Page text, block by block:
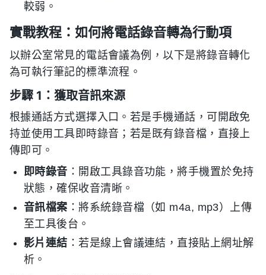
較弱。
實戰教程：如何將電話錄音轉為行動項
以辦公室常見的電話會議為例，以下是將錄音轉化
為可執行筆記的標準流程。
步驟 1：獲取音訊來源
根據通話方式選擇入口。若是手機通話，可開啟免
持並使用工具即時錄音；若是既有錄音檔，直接上
傳即可。
即時錄音 ：開啟工具錄音功能，將手機置於免持
狀態，確保收音清晰。
音訊檔案 ：將系統錄音檔（如 m4a, mp3）上傳
至工具後台。
影片連結 ：若是線上會議連結，直接貼上網址解
析。